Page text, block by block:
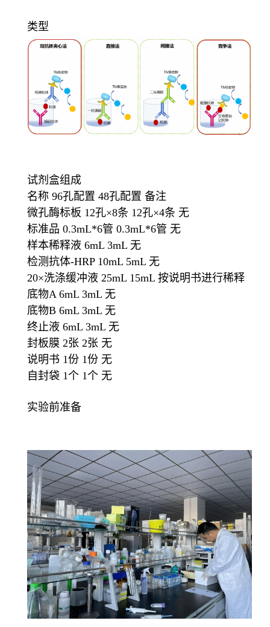
类型
试剂盒组成
名称 96孔配置 48孔配置 备注
微孔酶标板 12孔×8条 12孔×4条 无
标准品 0.3mL*6管 0.3mL*6管 无
样本稀释液 6mL 3mL 无
检测抗体-HRP 10mL 5mL 无
20×洗涤缓冲液 25mL 15mL 按说明书进行稀释
底物A 6mL 3mL 无
底物B 6mL 3mL 无
终止液 6mL 3mL 无
封板膜 2张 2张 无
说明书 1份 1份 无
自封袋 1个 1个 无
实验前准备